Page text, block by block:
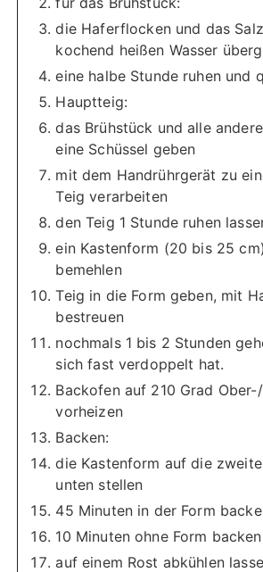
die Haferflocken und das
kochend heißen Wasser
eine halbe Stunde ruhen und
Hauptteig:
das Brühstück und alle
eine Schüssel geben
mit dem Handrührgerät zu
Teig verarbeiten
den Teig 1 Stunde ruhen
ein Kastenform (20 bis 25
bemehlen
Teig in die Form geben, mit
bestreuen
nochmals 1 bis 2 Stunden
sich fast verdoppelt hat.
Backofen auf 210 Grad
vorheizen
Backen:
die Kastenform auf die
unten stellen
45 Minuten in der Form
10 Minuten ohne Form backen
auf einem Rost abkühlen